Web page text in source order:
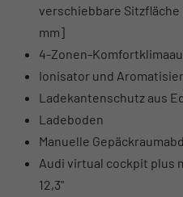
verschiebbare Sitzfläche
mm]
4-Zonen-
Ionisator und
Ladekantenschutz aus
Ladeboden
Manuelle
Audi virtual cockpit plus
12,3"